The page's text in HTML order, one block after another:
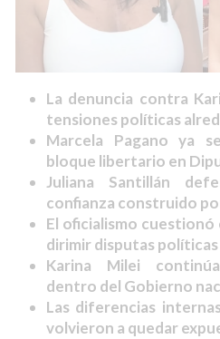
La denuncia contra
tensiones políticas
Marcela Pagano ya
bloque libertario en
Juliana Santillán
confianza construido
El oficialismo cuestionó
dirimir disputas políticas
Karina Milei
dentro del Gobierno
Las diferencias
volvieron a quedar